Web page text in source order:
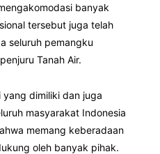
banyak
tersebut juga telah
seluruh pemangku
Tanah Air.
dimiliki dan juga
masyarakat Indonesia
memang keberadaan
oleh banyak pihak.